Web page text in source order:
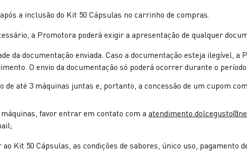
a inclusão do Kit 50 Cápsulas no carrinho de compras.
a Promotora poderá exigir a apresentação de qualquer
da documentação enviada. Caso a documentação esteja ilegível,
O envio da documentação só poderá ocorrer durante o
de até 3 máquinas juntas e, portanto, a concessão de um cupom
favor entrar em contato com a
Kit 50 Cápsulas, as condições de sabores, único uso, pagamento